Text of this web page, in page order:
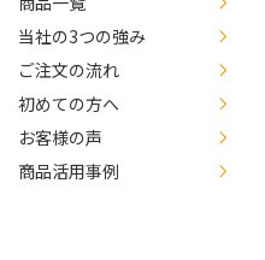
当社の3つの強み
ご注文の流れ
初めての方へ
お客様の声
商品活用事例